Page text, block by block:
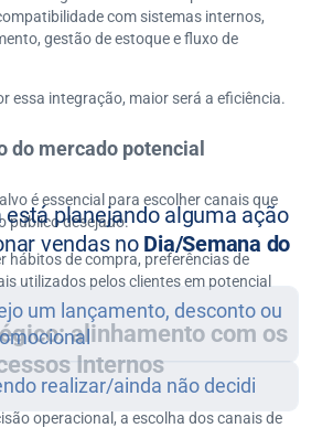
com sistemas internos,
gestão de estoque e fluxo de
essa integração, maior será a eficiência.
do mercado potencial
é essencial para escolher canais que
público desejado.
hábitos de compra, preferências de
utilizados pelos clientes em potencial
alinhamento com os
Internos
operacional, a escolha dos canais de